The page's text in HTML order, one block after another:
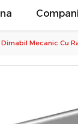
Mecanic Cu